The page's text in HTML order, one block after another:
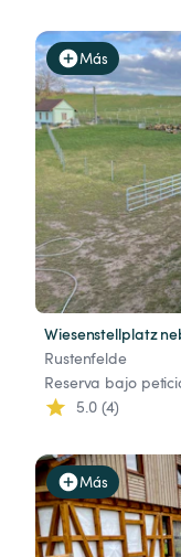
Más
Wiesenstellplatz
Rustenfelde
Reserva bajo
5.0 (4)
Más